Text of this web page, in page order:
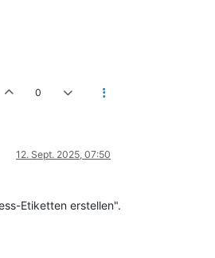
0
12. Sept. 2025, 07:50
Etiketten erstellen".